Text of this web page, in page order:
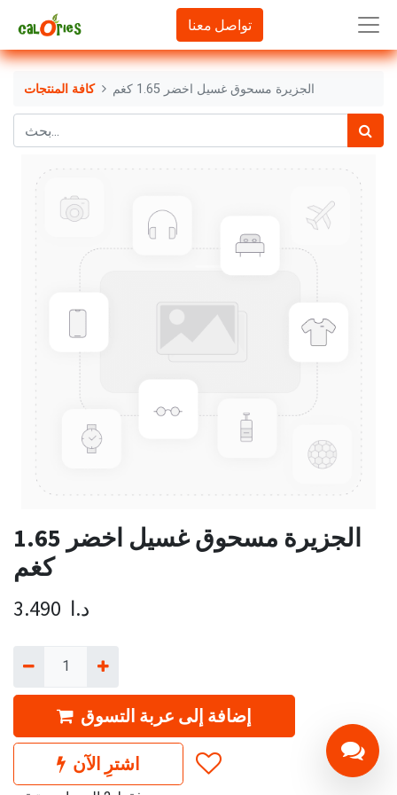
تواصل معنا
كافة المنتجات الجزيرة مسحوق غسيل اخضر 1.65 كغم
الجزيرة مسحوق غسيل اخضر 1.65
كغم
3.490 د.ا
إضافة إلى عربة التسوق
اشترِ الآن